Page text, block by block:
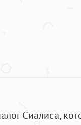
Сиалиса,